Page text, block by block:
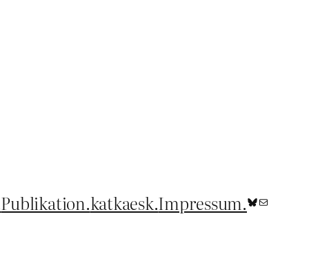
Publikation.katkaesk.Impressum.Bluesky
E-Mail